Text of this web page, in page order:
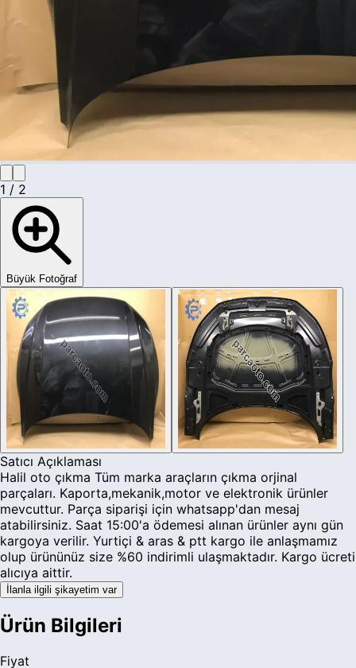
1 / 2
Büyük Fotoğraf
Satıcı Açıklaması
Halil oto çıkma Tüm marka araçların çıkma orjinal
parçaları. Kaporta,mekanik,motor ve elektronik ürünler
mevcuttur. Parça siparişi için whatsapp'dan mesaj
atabilirsiniz. Saat 15:00'a ödemesi alınan ürünler aynı gün
kargoya verilir. Yurtiçi & aras & ptt kargo ile anlaşmamız
olup ürününüz size %60 indirimli ulaşmaktadır. Kargo ücreti
alıcıya aittir.
İlanla ilgili şikayetim var
Ürün Bilgileri
Fiyat